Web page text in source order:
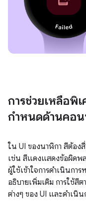
การช่วยเหลือพิ
กำหนดด้านคอ
ใน UI ของนาฬิกา สีต้อง
เช่น สีแดงแสดงข้อผิดพล
ผู้ใช้เข้าใจการดําเนินกา
อธิบายเพิ่มเติม การใช้สี
ต่างๆ ของ UI และดำเนิน